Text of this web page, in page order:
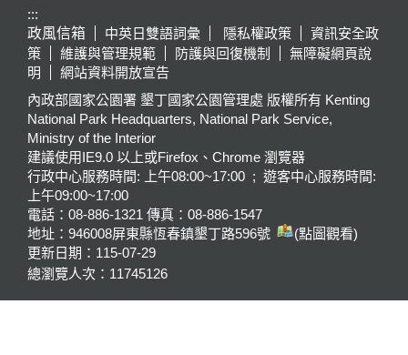
:::
政風信箱
中英日雙語詞彙 隱私權政策
資訊安全政
策
維護與管理規範 防護與回復機制
無障礙網頁說
明
網站資料開放宣告
內政部國家公園署 墾丁國家公園管理處 版權所有 Kenting
National Park Headquarters, National Park Service,
Ministry of the Interior
建議使用IE9.0 以上或Firefox、Chrome 瀏覽器
行政中心服務時間: 上午08:00~17:00 ; 遊客中心服務時間:
上午09:00~17:00
電話：08-886-1321 傳真：08-886-1547
地址：946008屏東縣恆春鎮墾丁路596號
(點圖觀看)
更新日期： 115-07-29
總瀏覽人次： 11745126